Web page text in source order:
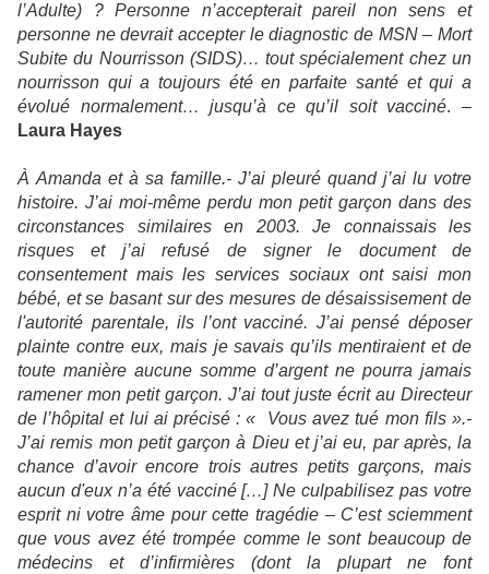
l’Adulte) ? Personne n’accepterait pareil non sens et
personne ne devrait accepter le diagnostic de MSN – Mort
Subite du Nourrisson (SIDS)… tout spécialement chez un
nourrisson qui a toujours été en parfaite santé et qui a
évolué normalement… jusqu’à ce qu’il soit vacciné. –
Laura Hayes
À Amanda et à sa famille.- J’ai pleuré quand j’ai lu votre
histoire. J’ai moi-même perdu mon petit garçon dans des
circonstances similaires en 2003. Je connaissais les
risques et j’ai refusé de signer le document de
consentement mais les services sociaux ont saisi mon
bébé, et se basant sur des mesures de désaissisement de
l'autorité parentale, ils l’ont vacciné. J’ai pensé déposer
plainte contre eux, mais je savais qu’ils mentiraient et de
toute manière aucune somme d’argent ne pourra jamais
ramener mon petit garçon. J’ai tout juste écrit au Directeur
de l’hôpital et lui ai précisé : « Vous avez tué mon fils ».-
J’ai remis mon petit garçon à Dieu et j’ai eu, par après, la
chance d’avoir encore trois autres petits garçons, mais
aucun d'eux n’a été vacciné […] Ne culpabilisez pas votre
esprit ni votre âme pour cette tragédie – C’est sciemment
que vous avez été trompée comme le sont beaucoup de
médecins et d’infirmières (dont la plupart ne font